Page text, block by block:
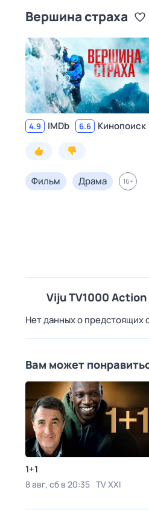
Вершина страха
4.9 IMDb 6.6 Кинопоиск
Фильм Драма 16+
Viju TV1000 Action
Нет данных о предстоящих
Вам может
1+1
8 авг, сб в 20:35 TV XXI